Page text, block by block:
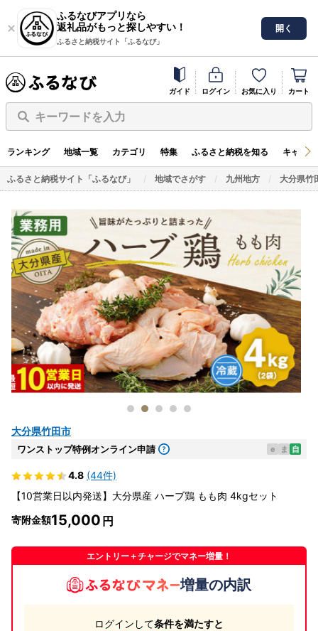
ふるなびアプリなら
返礼品がもっと探しやすい！
ふるさと納税サイト「ふるなび」
開く
ガイド ログイン お気に入り カート
キーワードを入力
ランキング 地域一覧 カテゴリ 特集 ふるさと納税を知る キャン
ふるさと納税サイト「ふるなび」 地域でさがす 九州地方 大分県竹
大分県竹田市
ワンストップ特例オンライン申請 e ま 自
4.8 (44件)
【10営業日以内発送】大分県産 ハーブ鶏 もも肉 4kgセット
寄附金額15,000
エントリー＋チャージでマネー増量！
増量の内訳
ログインして条件を満たすと